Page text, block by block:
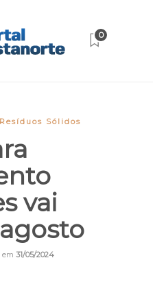
0
Sólidos
vai
em 31/05/2024